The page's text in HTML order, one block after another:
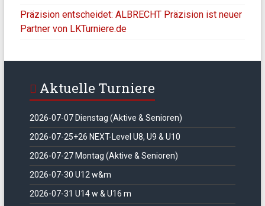
Präzision entscheidet: ALBRECHT Präzision ist neuer
Partner von LKTurniere.de
Aktuelle Turniere
2026-07-07 Dienstag (Aktive & Senioren)
2026-07-25+26 NEXT-Level U8, U9 & U10
2026-07-27 Montag (Aktive & Senioren)
2026-07-30 U12 w&m
2026-07-31 U14 w & U16 m